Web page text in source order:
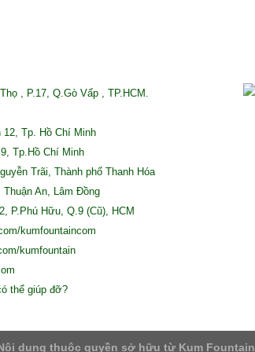
, P.17, Q.Gò Vấp , TP.HCM.
12, Tp. Hồ Chí Minh
Tp.Hồ Chí Minh
Trãi, Thành phố Thanh Hóa
An, Lâm Đồng
P.Phú Hữu, Q.9 (Cũ), HCM
kumfountaincom
kumfountain
thể giúp đỡ?
dung thuộc quyền sở hữu từ Kum Fountain